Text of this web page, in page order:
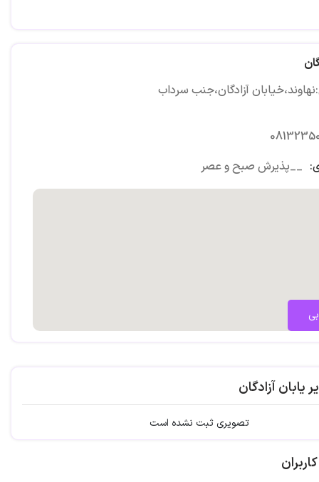
آزادگان،جنب سرداب
__پذیرش صبح و عصر
یابان آزادگان
تصویری ثبت نشده است